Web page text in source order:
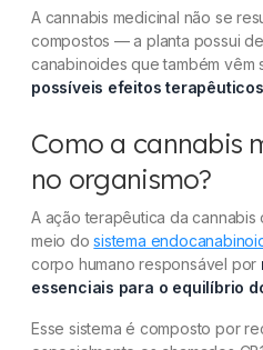
A cannabis medicinal não se
compostos — a planta possui
canabinoides que também
possíveis efeitos terapêuticos
Como a cannabis
no organismo?
A ação terapêutica da
meio dosistema
corpo humano responsável por
essenciais para o equilíbrio
Esse sistema é composto por